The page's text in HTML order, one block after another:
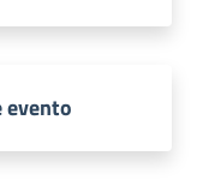
evento